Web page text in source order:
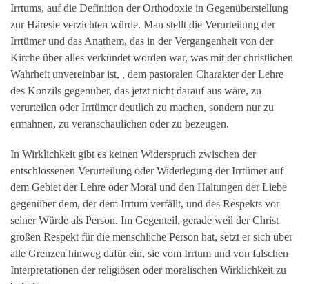
Irrtums, auf die Definition der Orthodoxie in Gegenüberstellung
zur Häresie verzichten würde. Man stellt die Verurteilung der
Irrtümer und das Anathem, das in der Vergangenheit von der
Kirche über alles verkündet worden war, was mit der christlichen
Wahrheit unvereinbar ist, , dem pastoralen Charakter der Lehre
des Konzils gegenüber, das jetzt nicht darauf aus wäre, zu
verurteilen oder Irrtümer deutlich zu machen, sondern nur zu
ermahnen, zu veranschaulichen oder zu bezeugen.
In Wirklichkeit gibt es keinen Widerspruch zwischen der
entschlossenen Verurteilung oder Widerlegung der Irrtümer auf
dem Gebiet der Lehre oder Moral und den Haltungen der Liebe
gegenüber dem, der dem Irrtum verfällt, und des Respekts vor
seiner Würde als Person. Im Gegenteil, gerade weil der Christ
großen Respekt für die menschliche Person hat, setzt er sich über
alle Grenzen hinweg dafür ein, sie vom Irrtum und von falschen
Interpretationen der religiösen oder moralischen Wirklichkeit zu